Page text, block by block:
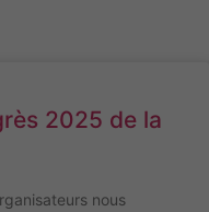
2025 de la
nous